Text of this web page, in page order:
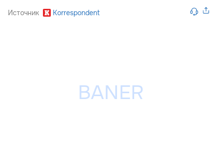
Источник Korrespondent